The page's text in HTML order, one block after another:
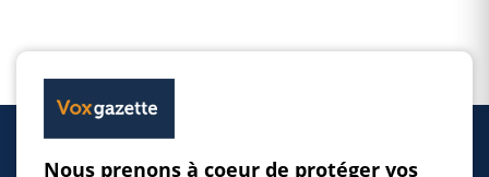
Nous prenons à coeur de protéger vos